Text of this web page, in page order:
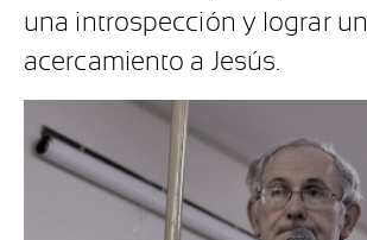
una introspección y lograr un
acercamiento a Jesús.